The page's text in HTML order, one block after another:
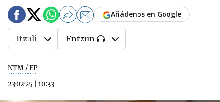
NTM / EP
23·02·25
10:33
Añádenos en Google
Itzuli Entzun